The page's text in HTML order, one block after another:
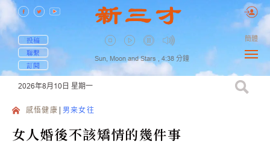
投稿
聯繫
訂閱
Sun, Moon and Stars , 4:38 分鐘
簡體
2026年8月10日 星期一
感悟健康 男来女往
女人婚後不該矯情的幾件事